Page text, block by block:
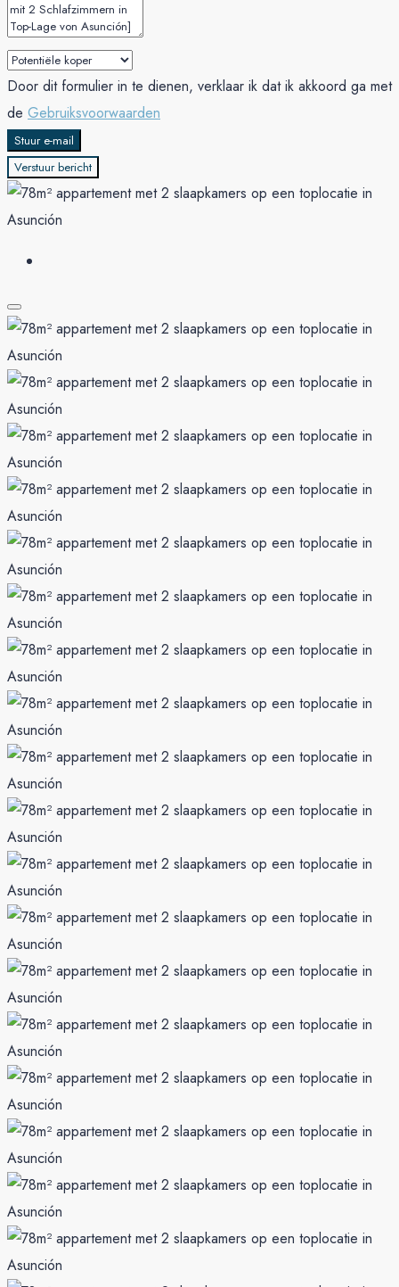
Door dit formulier in te dienen, verklaar ik dat ik akkoord ga met
de Gebruiksvoorwaarden
Stuur e-mail
Verstuur bericht